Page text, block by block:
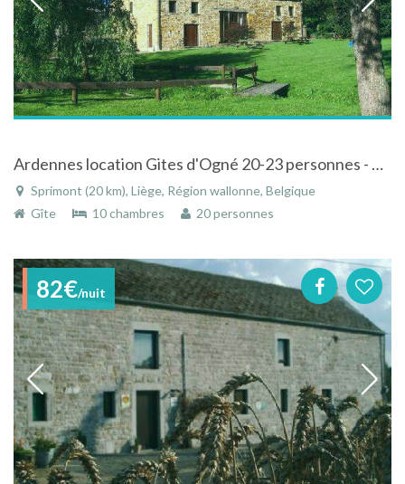
Ardennes location Gites d'Ogné 20-23 personnes - 10 chambres - Sprimont / Spa / Liège /Aywaille - Ourthe-Amblève - Gite modulable
Sprimont (20 km), Liège, Région wallonne, Belgique
Gîte
10 chambres 20 personnes
82€/nuit